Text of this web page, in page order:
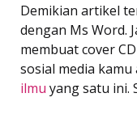
Demikian artikel
dengan Ms Word.
membuat cover
sosial media
ilmu yang satu ini.